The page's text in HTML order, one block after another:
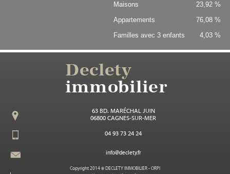
Maisons
23,92 %
Appartements
76,08 %
Familles avec 3 enfants
4,03 %
63 BD. MARÉCHAL JUIN
06800 CAGNES-SUR-MER
04 93 73 24 24
info@declety.fr
Copyright 2014 © DECLETY IMMOBILIER - ORPI